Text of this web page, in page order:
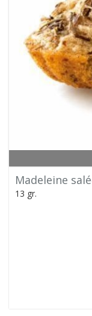
Madeleine
13 gr.